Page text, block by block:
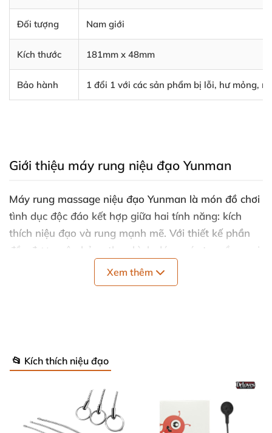
Đối tượng Nam giới
Kích thước 181mm x 48mm
Bảo hành 1 đổi 1 với các sản phẩm bị lỗi, hư mỏng,
Giới thiệu máy rung niệu đạo Yunman
Máy rung massage niệu đạo Yunman là món đồ chơi
tình dục độc đáo kết hợp giữa hai tính năng: kích
thích niệu đạo và rung mạnh mẽ. Với thiết kế phần
đầu được mô phỏng theo hình dáng xúc tu mềm mại,
nhiều điểm tiếp xúc li ti giúp kích thích toàn bộ đầu
dương vật và thân dương vật một cách đồng đều và
Ưu điểm nổi bật của sản phẩm
10 chế độ rung linh hoạt
Sản phẩm được trang bị 10 chế độ rung mạnh nhẹ
Xem thêm
📂 Kích thích niệu đạo